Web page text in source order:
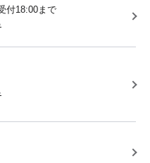
付18:00まで